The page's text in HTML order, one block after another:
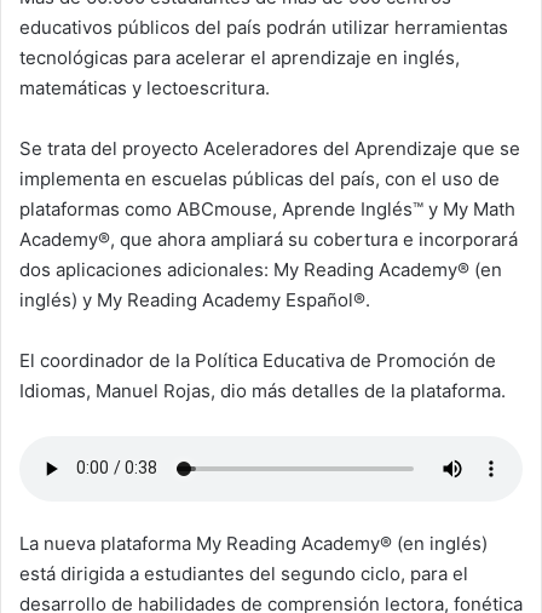
educativos públicos del país podrán utilizar herramientas
tecnológicas para acelerar el aprendizaje en inglés,
matemáticas y lectoescritura.
Se trata del proyecto Aceleradores del Aprendizaje que se
implementa en escuelas públicas del país, con el uso de
plataformas como ABCmouse, Aprende Inglés™️ y My Math
Academy®, que ahora ampliará su cobertura e incorporará
dos aplicaciones adicionales: My Reading Academy® (en
inglés) y My Reading Academy Español®.
El coordinador de la Política Educativa de Promoción de
Idiomas, Manuel Rojas, dio más detalles de la plataforma.
La nueva plataforma My Reading Academy® (en inglés)
está dirigida a estudiantes del segundo ciclo, para el
desarrollo de habilidades de comprensión lectora, fonética